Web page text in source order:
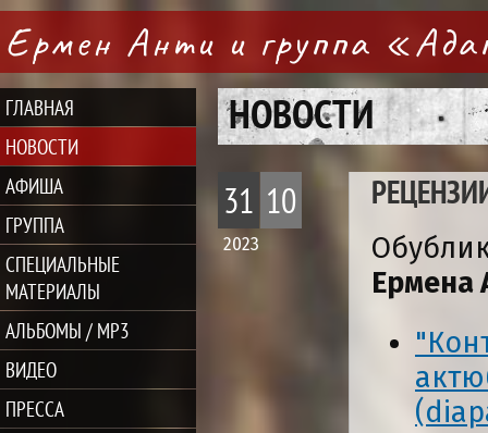
Ермен Анти и группа
ГЛАВНАЯ
НОВОСТИ
АФИША
ГРУППА
СПЕЦИАЛЬНЫЕ
МАТЕРИАЛЫ
АЛЬБОМЫ / MP3
ВИДЕО
ПРЕССА
НОВОСТИ
31 10
2023
Ермена